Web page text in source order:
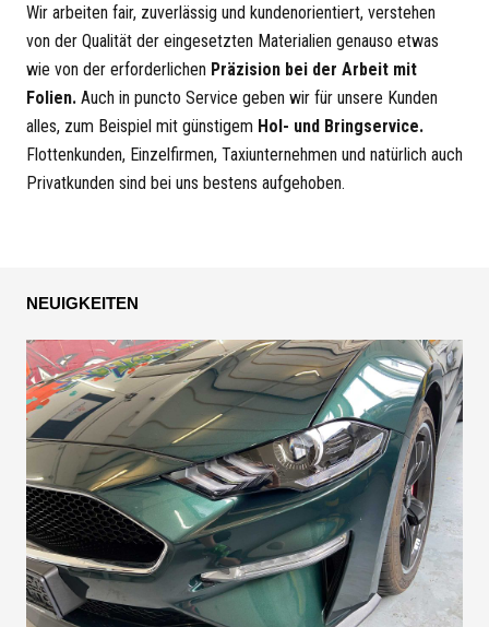
Wir arbeiten fair, zuverlässig und kundenorientiert, verstehen
von der Qualität der eingesetzten Materialien genauso etwas
wie von der erforderlichen Präzision bei der Arbeit mit
Folien. Auch in puncto Service geben wir für unsere Kunden
alles, zum Beispiel mit günstigem Hol- und Bringservice.
Flottenkunden, Einzelfirmen, Taxiunternehmen und natürlich auch
Privatkunden sind bei uns bestens aufgehoben.
NEUIGKEITEN